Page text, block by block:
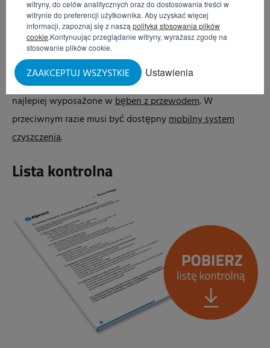
witryny, do celów analitycznych oraz do dostosowania treści w
witrynie do preferencji użytkownika. Aby uzyskać więcej
informacji, zapoznaj się z naszą polityką stosowania plików
cookie.Kontynuując przeglądanie witryny, wyrażasz zgodę na
stosowanie plików cookie.
Ustawienia
ZAAKCEPTUJ WSZYSTKIE
Opcje czyszczenia
Ważne jest, aby odpowiednio konserwować i czyścić
myjkę do skrzynek. Dlatego w pobliżu myjki do skrzynek
musi znajdować się satelitarne stanowisko do mycia –
najlepiej wyposażone wbęben z przewodem. W
przeciwnym razie musi być dostępnymobilny system
czyszczenia.
Lista kontrolna